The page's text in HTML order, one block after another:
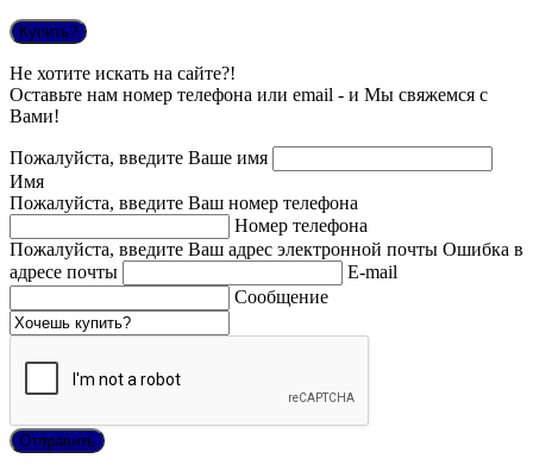
Купить?
Не хотите искать на сайте?!
Оставьте нам номер телефона или email - и Мы свяжемся с
Вами!
Пожалуйста, введите Ваше имя
Имя
Пожалуйста, введите Ваш номер телефона
Номер телефона
Пожалуйста, введите Ваш адрес электронной почты Ошибка в
адресе почты
E-mail
Сообщение